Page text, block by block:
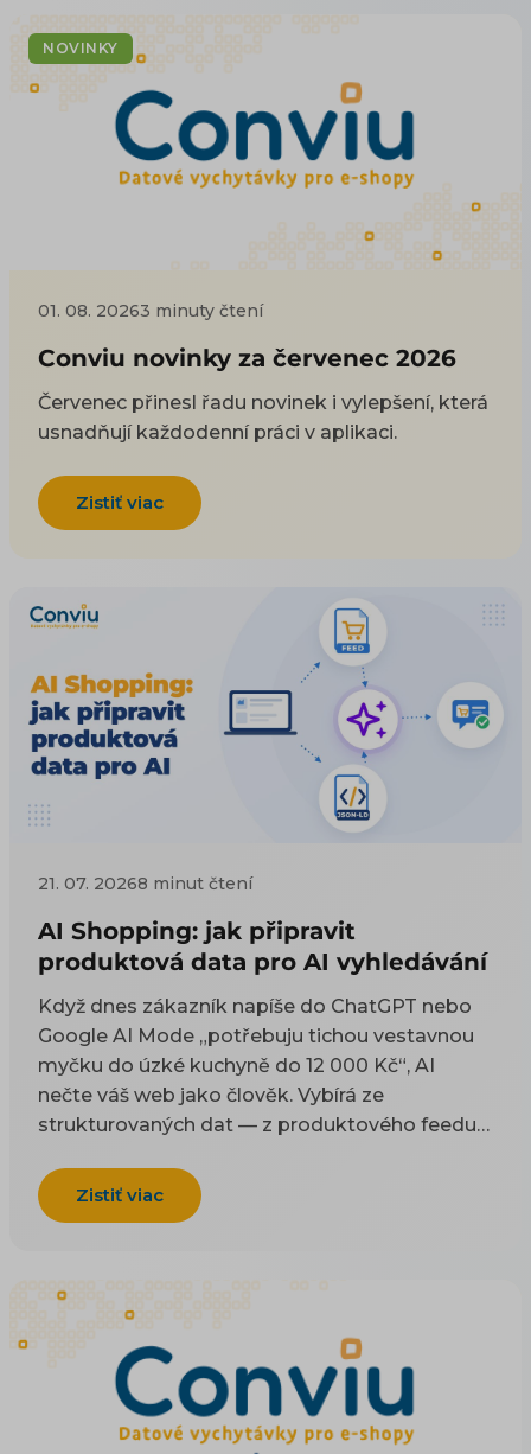
NOVINKY
01. 08. 20263 minuty čtení
Conviu novinky za červenec 2026
Červenec přinesl řadu novinek i vylepšení, která
usnadňují každodenní práci v aplikaci.
Zistiť viac
21. 07. 20268 minut čtení
AI Shopping: jak připravit
produktová data pro AI vyhledávání
Když dnes zákazník napíše do ChatGPT nebo
Google AI Mode „potřebuju tichou vestavnou
myčku do úzké kuchyně do 12 000 Kč“, AI
nečte váš web jako člověk. Vybírá ze
strukturovaných dat — z produktového feedu a
návod, co do těch dat dát a jak je naplnit, aby
vás AI uměla doporučit. Proč na AI viditelnosti
produktový feed a jak funguje, vysvětlují
Zistiť viac